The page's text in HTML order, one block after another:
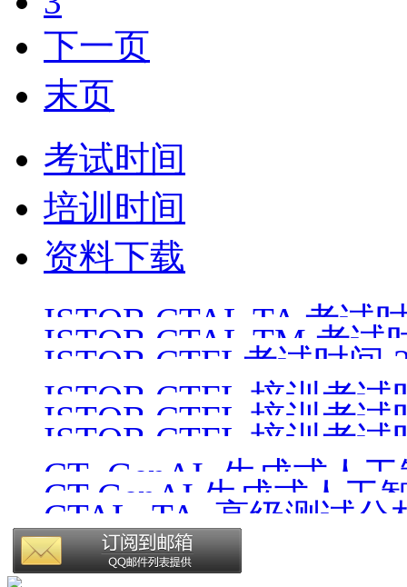
下一页
末页
考试时间
培训时间
资料下载
ISTQB CTAL TA 考试
ISTQB CTAL TM 考试
ISTQB CTFL考试时间
ISTQB CTFL 培训考试
ISTQB CTFL 培训考试
ISTQB CTFL 培训考试
CT_GenAI_生成式人
CT GenAI 生成式人工
版）
CTAL_TA_高级测试
v4.1_CN1.0（中文版）